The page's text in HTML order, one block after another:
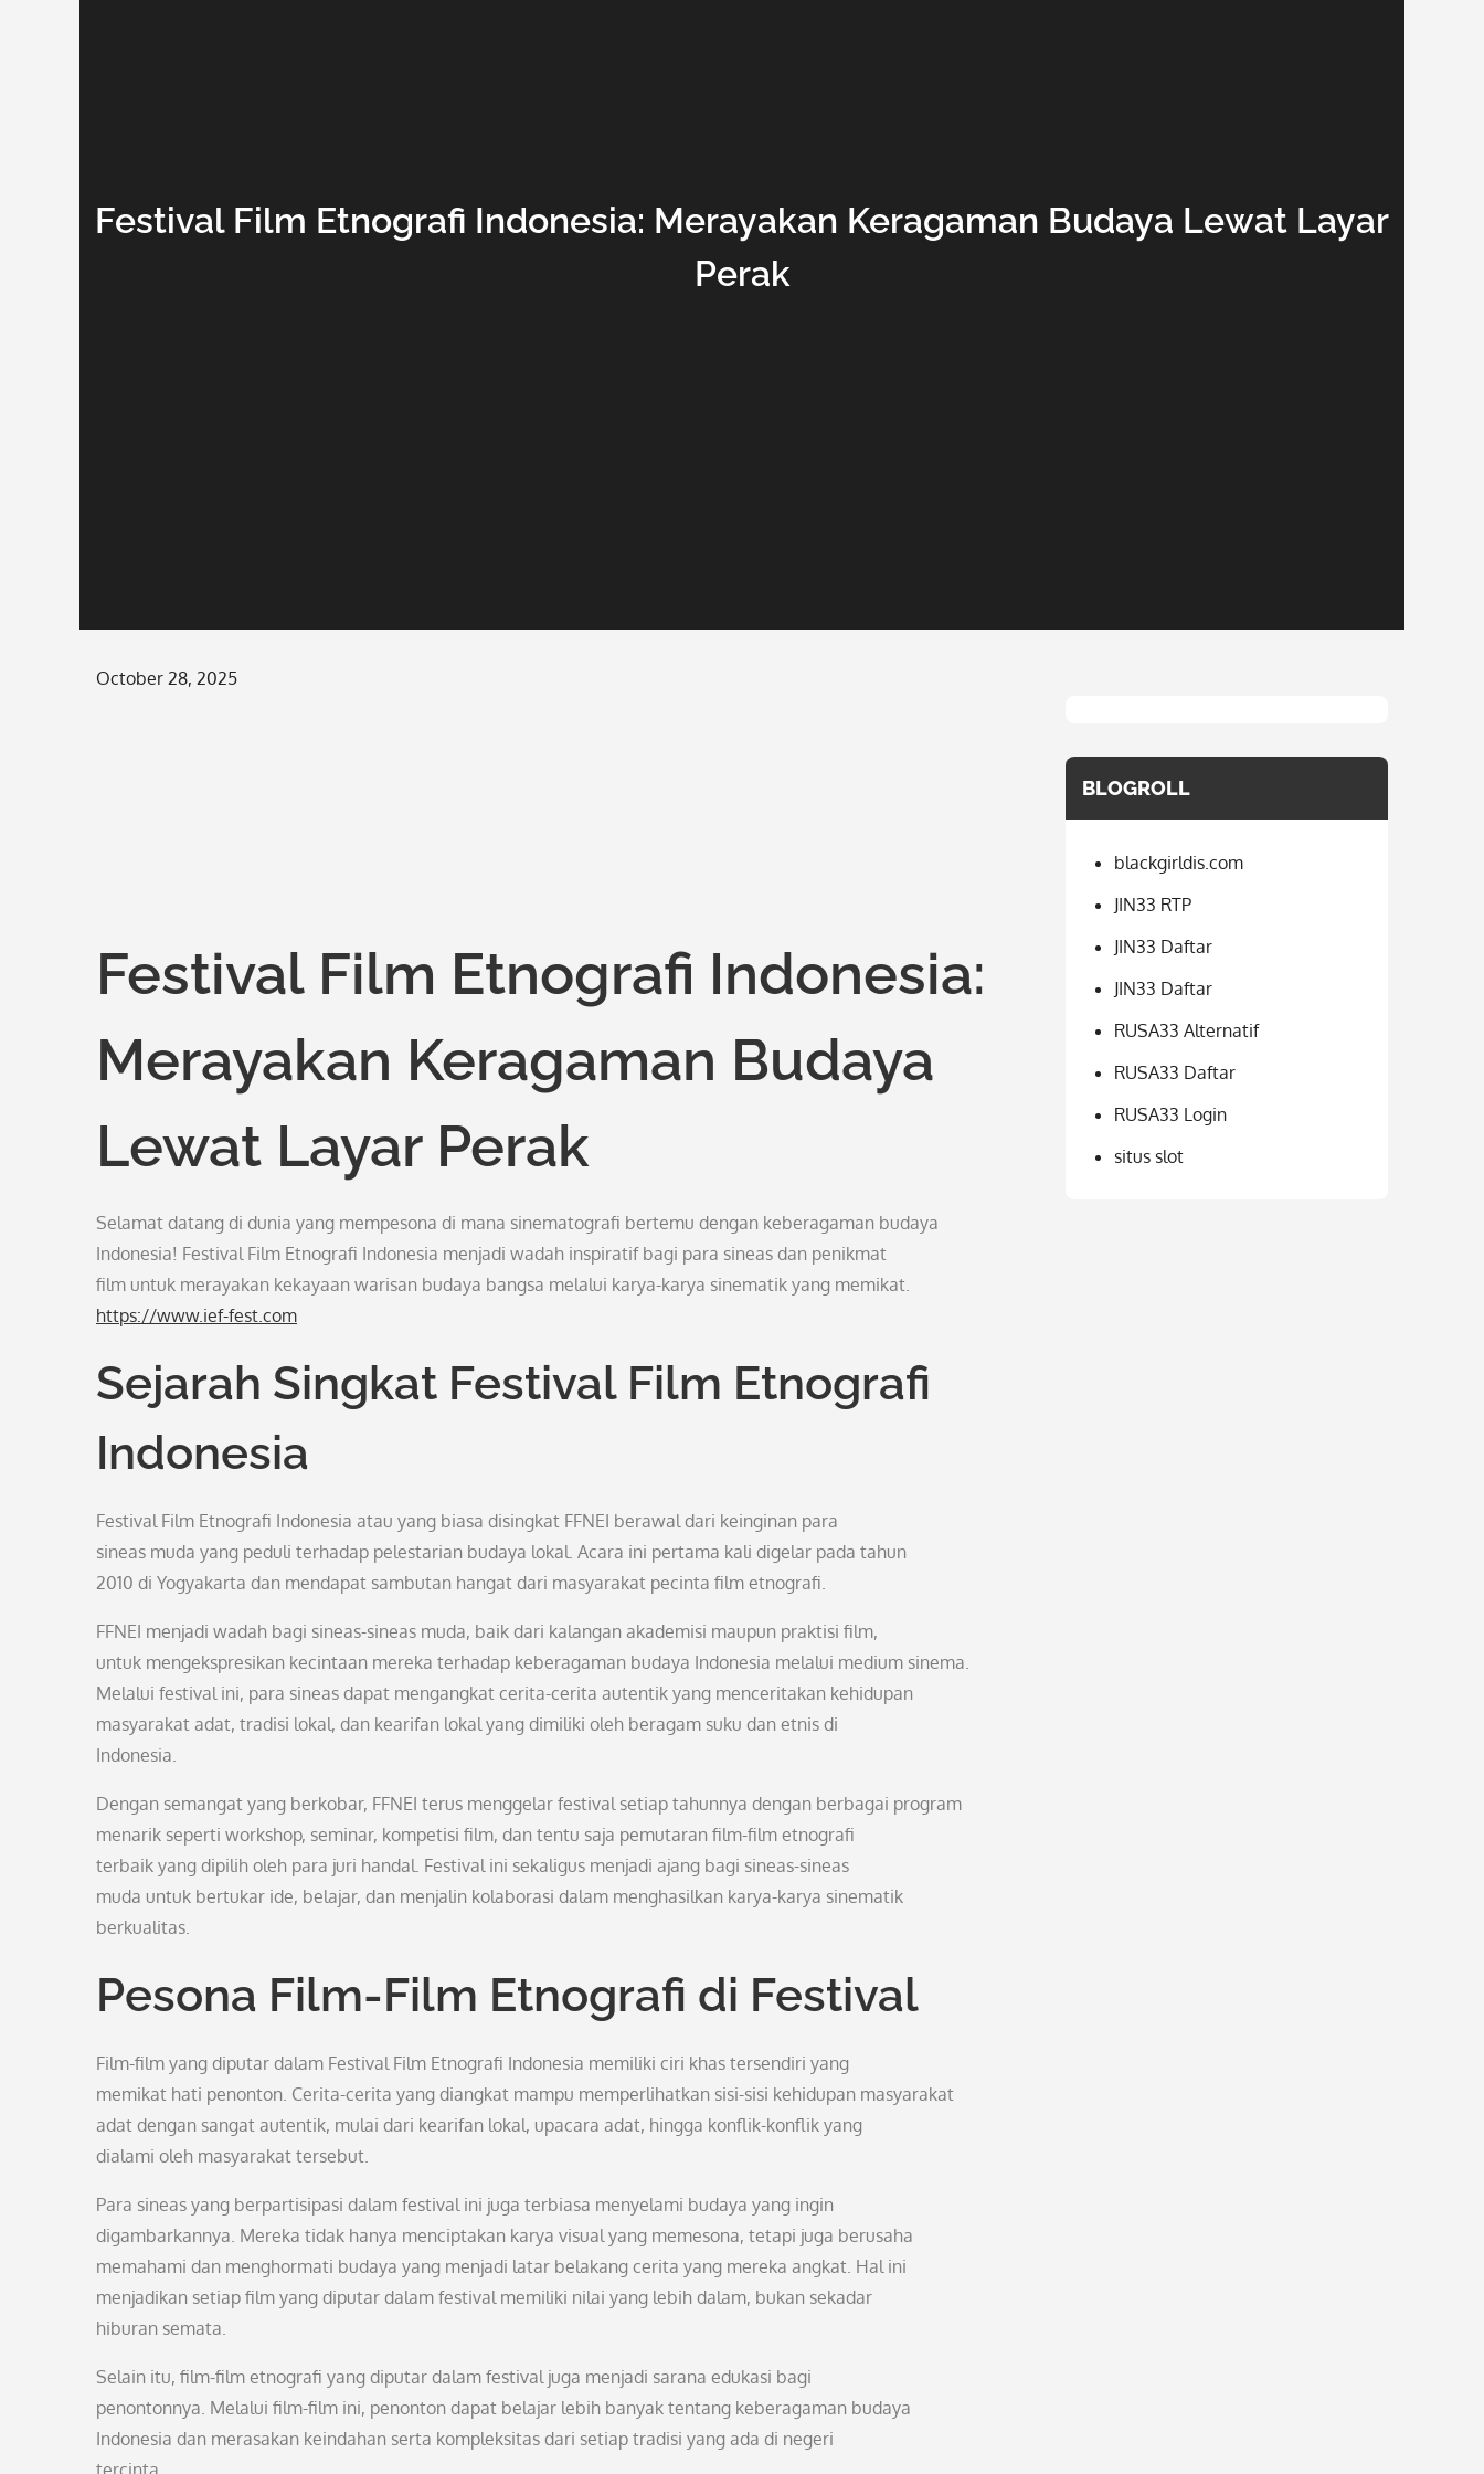
Festival Film Etnografi Indonesia: Merayakan Keragaman Budaya Lewat Layar
Perak
Posted
October 28, 2025
Festival Film Etnografi Indonesia:
Merayakan Keragaman Budaya
Lewat Layar Perak
Selamat datang di dunia yang mempesona di mana sinematografi bertemu dengan keberagaman budaya
Indonesia! Festival Film Etnografi Indonesia menjadi wadah inspiratif bagi para sineas dan penikmat
film untuk merayakan kekayaan warisan budaya bangsa melalui karya-karya sinematik yang memikat.
https://www.ief-fest.com
Sejarah Singkat Festival Film Etnografi
Indonesia
Festival Film Etnografi Indonesia atau yang biasa disingkat FFNEI berawal dari keinginan para
sineas muda yang peduli terhadap pelestarian budaya lokal. Acara ini pertama kali digelar pada tahun
2010 di Yogyakarta dan mendapat sambutan hangat dari masyarakat pecinta film etnografi.
FFNEI menjadi wadah bagi sineas-sineas muda, baik dari kalangan akademisi maupun praktisi film,
untuk mengekspresikan kecintaan mereka terhadap keberagaman budaya Indonesia melalui medium sinema.
Melalui festival ini, para sineas dapat mengangkat cerita-cerita autentik yang menceritakan kehidupan
masyarakat adat, tradisi lokal, dan kearifan lokal yang dimiliki oleh beragam suku dan etnis di
Indonesia.
Dengan semangat yang berkobar, FFNEI terus menggelar festival setiap tahunnya dengan berbagai program
menarik seperti workshop, seminar, kompetisi film, dan tentu saja pemutaran film-film etnografi
terbaik yang dipilih oleh para juri handal. Festival ini sekaligus menjadi ajang bagi sineas-sineas
muda untuk bertukar ide, belajar, dan menjalin kolaborasi dalam menghasilkan karya-karya sinematik
berkualitas.
Pesona Film-Film Etnografi di Festival
Film-film yang diputar dalam Festival Film Etnografi Indonesia memiliki ciri khas tersendiri yang
memikat hati penonton. Cerita-cerita yang diangkat mampu memperlihatkan sisi-sisi kehidupan masyarakat
adat dengan sangat autentik, mulai dari kearifan lokal, upacara adat, hingga konflik-konflik yang
dialami oleh masyarakat tersebut.
Para sineas yang berpartisipasi dalam festival ini juga terbiasa menyelami budaya yang ingin
digambarkannya. Mereka tidak hanya menciptakan karya visual yang memesona, tetapi juga berusaha
memahami dan menghormati budaya yang menjadi latar belakang cerita yang mereka angkat. Hal ini
menjadikan setiap film yang diputar dalam festival memiliki nilai yang lebih dalam, bukan sekadar
hiburan semata.
Selain itu, film-film etnografi yang diputar dalam festival juga menjadi sarana edukasi bagi
penontonnya. Melalui film-film ini, penonton dapat belajar lebih banyak tentang keberagaman budaya
Indonesia dan merasakan keindahan serta kompleksitas dari setiap tradisi yang ada di negeri
tercinta.
BLOGROLL
blackgirldis.com
JIN33 RTP
JIN33 Daftar
JIN33 Daftar
RUSA33 Alternatif
RUSA33 Daftar
RUSA33 Login
situs slot